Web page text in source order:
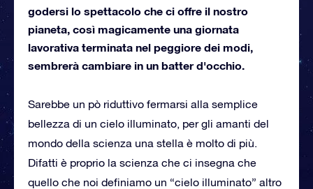
godersi lo spettacolo che ci offre il nostro
pianeta, così magicamente una giornata
lavorativa terminata nel peggiore dei modi,
sembrerà cambiare in un batter d'occhio.
Sarebbe un pò riduttivo fermarsi alla semplice
bellezza di un cielo illuminato, per gli amanti del
mondo della scienza una stella è molto di più.
Difatti è proprio la scienza che ci insegna che
quello che noi definiamo un “cielo illuminato” altro